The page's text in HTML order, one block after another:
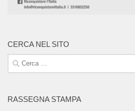
CERCA NEL SITO
Ricerca
per:
RASSEGNA STAMPA